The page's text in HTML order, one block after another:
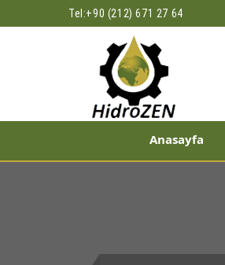
Tel:+90 (212) 671 27 64
Anasayfa